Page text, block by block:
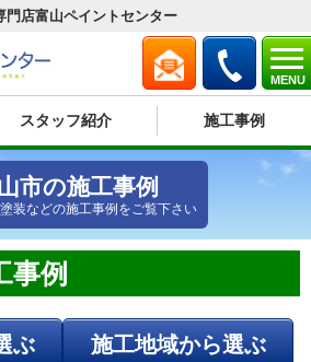
MENU
店富山ペイントセンター
スタッフ紹介 施工事例
市の施工事例
装などの施工事例をご覧下さい
事例
ぶ 施工地域から選ぶ